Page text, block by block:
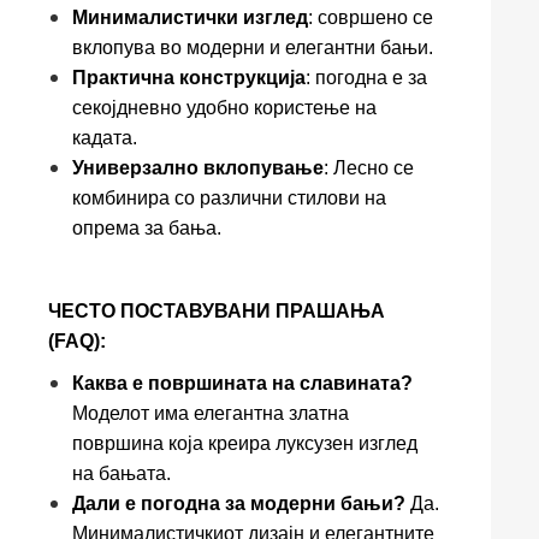
Минималистички изглед: совршено се
вклопува во модерни и елегантни бањи.
Практична конструкција: погодна е за
секојдневно удобно користење на
кадата.
Универзално вклопување: Лесно се
комбинира со различни стилови на
опрема за бања.
ЧЕСТО ПОСТАВУВАНИ ПРАШАЊА
(FAQ):
Каква е површината на славината?
Моделот има елегантна златна
површина која креира луксузен изглед
на бањата.
Дали е погодна за модерни бањи? Да.
Минималистичкиот дизајн и елегантните